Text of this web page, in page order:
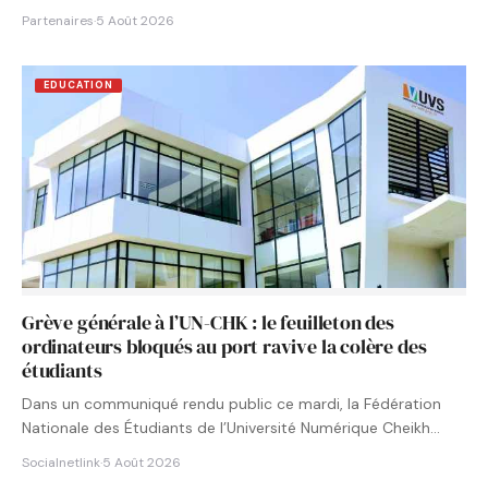
Partenaires·5 Août 2026
EDUCATION
Grève générale à l’UN-CHK : le feuilleton des
ordinateurs bloqués au port ravive la colère des
étudiants
Dans un communiqué rendu public ce mardi, la Fédération
Nationale des Étudiants de l’Université Numérique Cheikh
Socialnetlink·5 Août 2026